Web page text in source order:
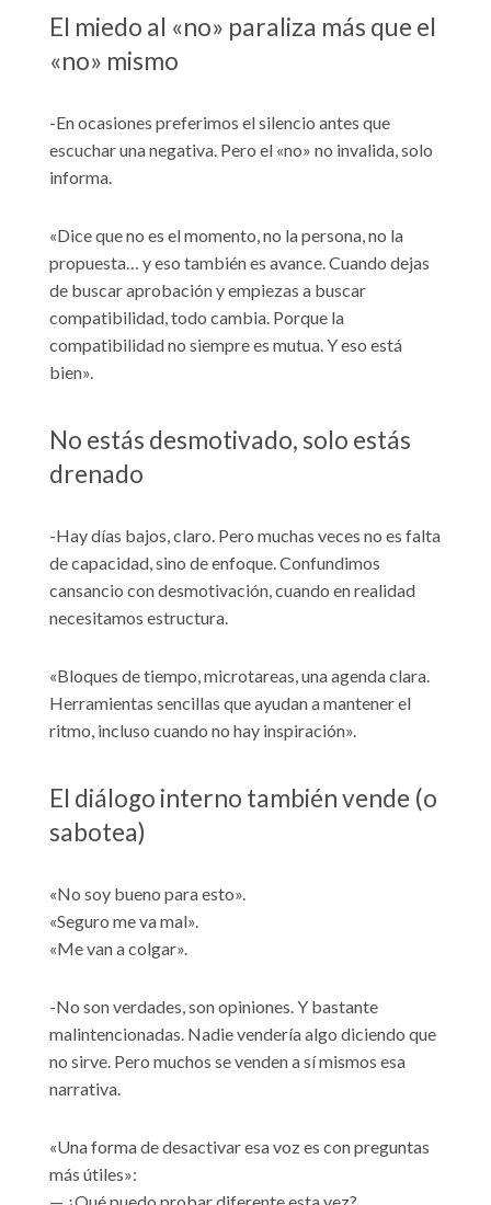
El miedo al «no» paraliza más que el
«no» mismo
-En ocasiones preferimos el silencio antes que
escuchar una negativa. Pero el «no» no invalida, solo
informa.
«Dice que no es el momento, no la persona, no la
propuesta… y eso también es avance. Cuando dejas
de buscar aprobación y empiezas a buscar
compatibilidad, todo cambia. Porque la
compatibilidad no siempre es mutua. Y eso está
bien».
No estás desmotivado, solo estás
drenado
-Hay días bajos, claro. Pero muchas veces no es falta
de capacidad, sino de enfoque. Confundimos
cansancio con desmotivación, cuando en realidad
necesitamos estructura.
«Bloques de tiempo, microtareas, una agenda clara.
Herramientas sencillas que ayudan a mantener el
ritmo, incluso cuando no hay inspiración».
El diálogo interno también vende (o
sabotea)
«No soy bueno para esto».
«Seguro me va mal».
«Me van a colgar».
-No son verdades, son opiniones. Y bastante
malintencionadas. Nadie vendería algo diciendo que
no sirve. Pero muchos se venden a sí mismos esa
narrativa.
«Una forma de desactivar esa voz es con preguntas
más útiles»: